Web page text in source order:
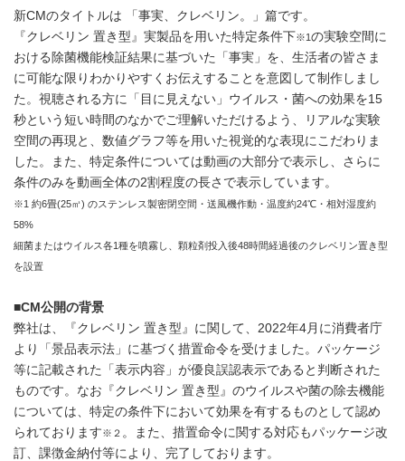
新CMのタイトルは 「事実、クレベリン。」篇です。
『クレベリン 置き型』実製品を用いた特定条件下※1の実験空間に
おける除菌機能検証結果に基づいた「事実」を、生活者の皆さま
に可能な限りわかりやすくお伝えすることを意図して制作しまし
た。視聴される方に「目に見えない」ウイルス・菌への効果を15
秒という短い時間のなかでご理解いただけるよう、リアルな実験
空間の再現と、数値グラフ等を用いた視覚的な表現にこだわりま
した。また、特定条件については動画の大部分で表示し、さらに
条件のみを動画全体の2割程度の長さで表示しています。
※1 約6畳(25㎥) のステンレス製密閉空間・送風機作動・温度約24℃・相対湿度約
58%
細菌またはウイルス各1種を噴霧し、顆粒剤投入後48時間経過後のクレベリン置き型
を設置
■CM公開の背景
弊社は、『クレベリン 置き型』に関して、2022年4月に消費者庁
より「景品表示法」に基づく措置命令を受けました。パッケージ
等に記載された「表示内容」が優良誤認表示であると判断された
ものです。なお『クレベリン 置き型』のウイルスや菌の除去機能
については、特定の条件下において効果を有するものとして認め
られております※２ 。また、措置命令に関する対応もパッケージ改
訂、課徴金納付等により、完了しております。